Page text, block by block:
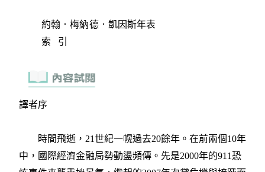
約翰．梅納德．凱因斯年表
索 引